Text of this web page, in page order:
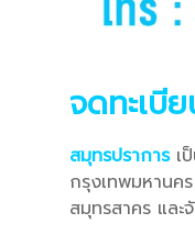
จดทะเบี
สมุทรปราการเ
กรุงเทพมหาน
สมุทรสาคร แล